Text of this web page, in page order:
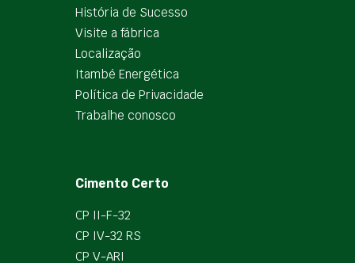
História de Sucesso
Visite a fábrica
Localização
Itambé Energética
Política de Privacidade
Trabalhe conosco
Cimento Certo
CP II-F-32
CP IV-32 RS
CP V-ARI